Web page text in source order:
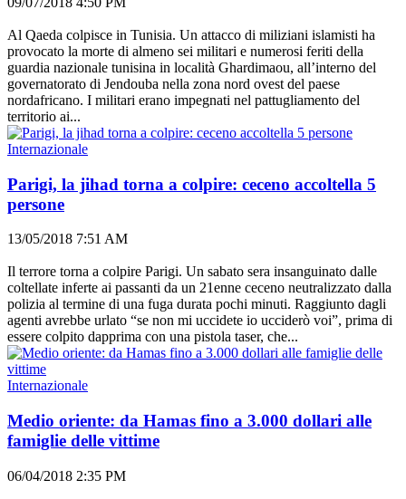
Al Qaeda colpisce in Tunisia. Un attacco di miliziani islamisti ha
provocato la morte di almeno sei militari e numerosi feriti della
guardia nazionale tunisina in località Ghardimaou, all’interno del
governatorato di Jendouba nella zona nord ovest del paese
nordafricano. I militari erano impegnati nel pattugliamento del
territorio ai...
Internazionale
Parigi, la jihad torna a colpire: ceceno accoltella 5
persone
13/05/2018 7:51 AM
Il terrore torna a colpire Parigi. Un sabato sera insanguinato dalle
coltellate inferte ai passanti da un 21enne ceceno neutralizzato dalla
polizia al termine di una fuga durata pochi minuti. Raggiunto dagli
agenti avrebbe urlato “se non mi uccidete io ucciderò voi”, prima di
essere colpito dapprima con una pistola taser, che...
Internazionale
Medio oriente: da Hamas fino a 3.000 dollari alle
famiglie delle vittime
06/04/2018 2:35 PM